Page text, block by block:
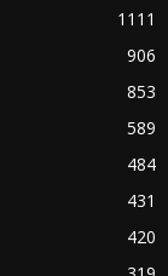
1111
906
853
589
484
431
420